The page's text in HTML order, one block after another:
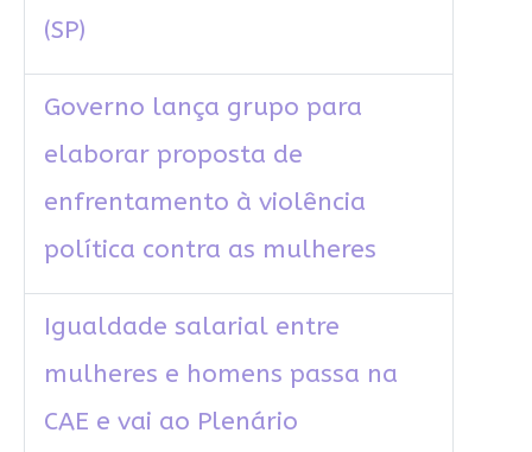
(SP)
Governo lança grupo para
elaborar proposta de
enfrentamento à violência
política contra as mulheres
Igualdade salarial entre
mulheres e homens passa na
CAE e vai ao Plenário